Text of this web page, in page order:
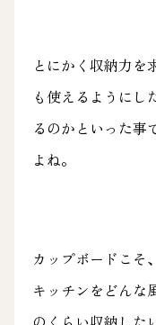
とにかく収納力を
も使えるようにし
るのかといった事
よね。
カップボードこそ
キッチンをどんな